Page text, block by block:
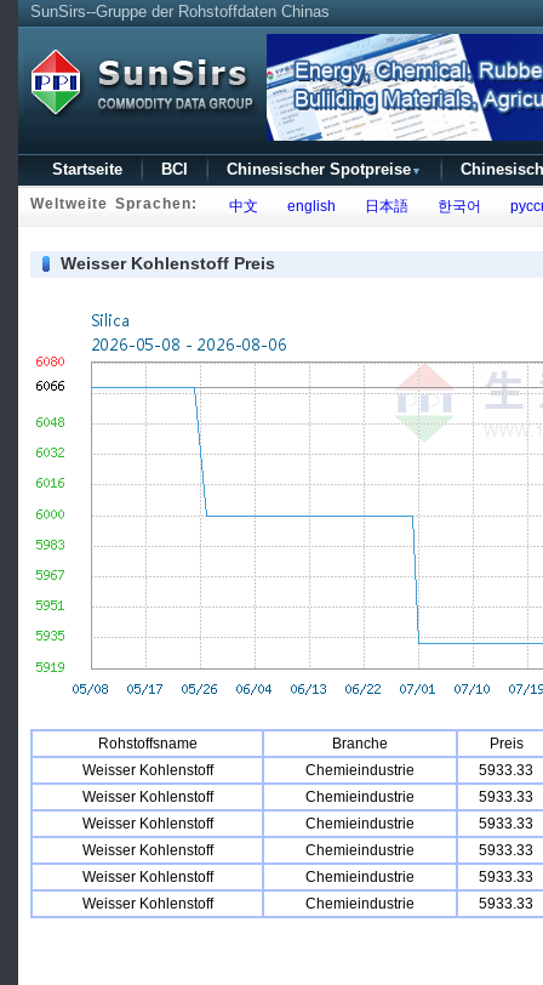
SunSirs--Gruppe der Rohstoffdaten Chinas
Startseite BCI Chinesischer Spotpreise ▼
Weltweite Sprachen: 中文 english 日本語 한국어
Weisser Kohlenstoff Preis
Rohstoffsname Branche
Preis
Weisser Kohlenstoff
Chemieindustrie
5933.33
Weisser Kohlenstoff
Chemieindustrie
5933.33
Weisser Kohlenstoff
Chemieindustrie
5933.33
Weisser Kohlenstoff
Chemieindustrie
5933.33
Weisser Kohlenstoff
Chemieindustrie
5933.33
Weisser Kohlenstoff
Chemieindustrie 5933.33